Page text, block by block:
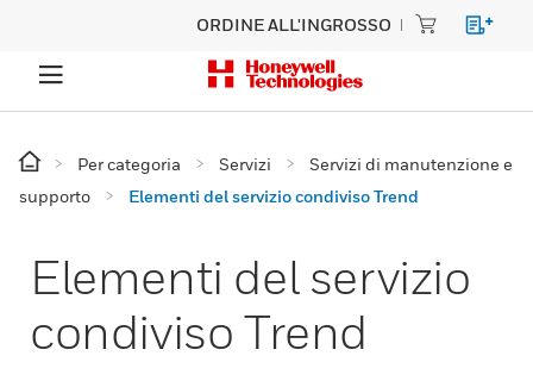
ORDINE ALL'INGROSSO
Per categoria Servizi
Servizi di manutenzione e
supporto
Elementi del servizio condiviso Trend
Elementi del servizio
condiviso Trend